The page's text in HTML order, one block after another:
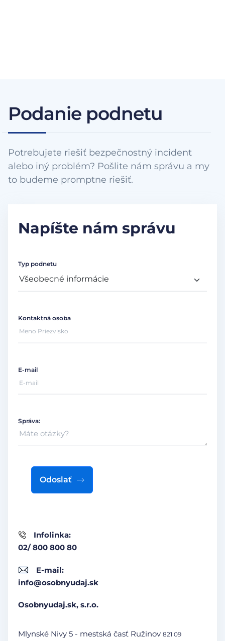
Podanie podnetu
Potrebujete riešiť bezpečnostný incident
alebo iný problém? Pošlite nám správu a my
to budeme promptne riešiť.
Napíšte nám správu
Infolinka:
02/ 800 800 80
E-mail:
info@osobnyudaj.sk
Osobnyudaj.sk, s.r.o.
Mlynské Nivy 5 - mestská časť Ružinov 821 09
Typ podnetu
Kontaktná osoba
E-mail
Správa:
Odoslať